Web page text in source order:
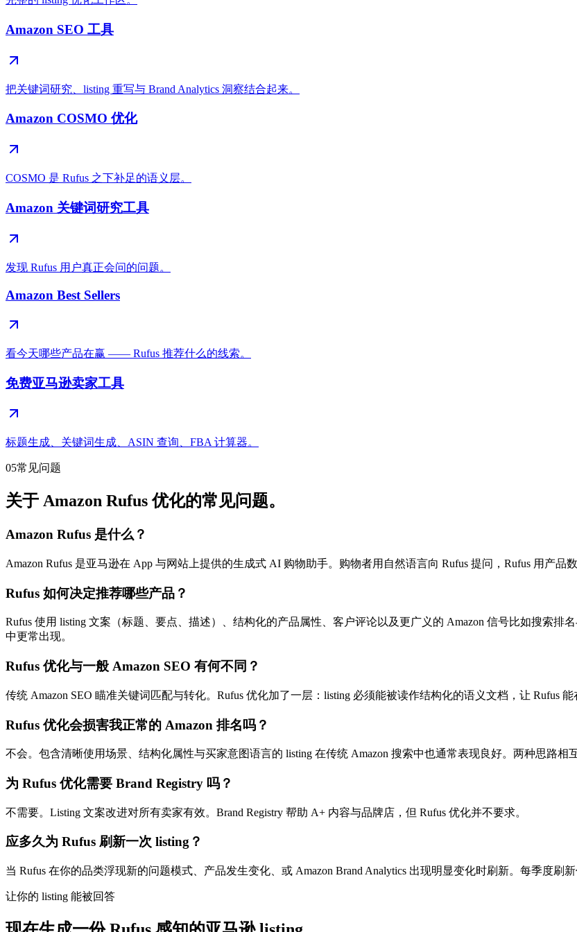
Amazon SEO 工具
把关键词研究、listing 重写与 Brand Analytics 洞察结合起来。
Amazon COSMO 优化
COSMO 是 Rufus 之下补足的语义层。
Amazon 关键词研究工具
发现 Rufus 用户真正会问的问题。
Amazon Best Sellers
看今天哪些产品在赢 —— Rufus 推荐什么的线索。
免费亚马逊卖家工具
标题生成、关键词生成、ASIN 查询、FBA 计算器。
05常见问题
关于 Amazon Rufus 优化的常见问题。
Amazon Rufus 是什么？
Amazon Rufus 是亚马逊在 App 与网站上提供的生成式 AI 购物助手。购物者用自然语言向 Rufus 提问，Rufus 用产品
Rufus 如何决定推荐哪些产品？
Rufus 使用 listing 文案（标题、要点、描述）、结构化的产品属性、客户评论以及更广义的 Amazon 信号比如搜索排
中更常出现。
Rufus 优化与一般 Amazon SEO 有何不同？
传统 Amazon SEO 瞄准关键词匹配与转化。Rufus 优化加了一层：listing 必须能被读作结构化的语义文档，让 Rufus 能
Rufus 优化会损害我正常的 Amazon 排名吗？
不会。包含清晰使用场景、结构化属性与买家意图语言的 listing 在传统 Amazon 搜索中也通常表现良好。两种思路相
为 Rufus 优化需要 Brand Registry 吗？
不需要。Listing 文案改进对所有卖家有效。Brand Registry 帮助 A+ 内容与品牌店，但 Rufus 优化并不要求。
应多久为 Rufus 刷新一次 listing？
当 Rufus 在你的品类浮现新的问题模式、产品发生变化、或 Amazon Brand Analytics 出现明显变化时刷新。每季度刷新
让你的 listing 能被回答